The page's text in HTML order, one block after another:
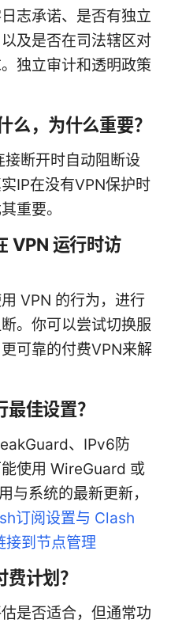
志承诺、是否有独立
及是否在司法辖区对
独立审计和透明政策
，为什么重要？
断开时自动阻断设
IP在没有VPN保护时
重要。
VPN 运行时访
VPN 的行为，进行
。你可以尝试切换服
可靠的付费VPN来解
佳设置？
、IPv6防
使用 WireGuard 或
与系统的最新更新，
订阅设置与 Clash
接到节点管理
计划？
是否适合，但通常功